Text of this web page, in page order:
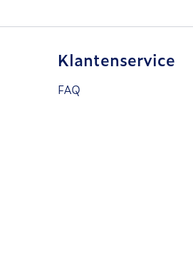
Klantenservice
FAQ